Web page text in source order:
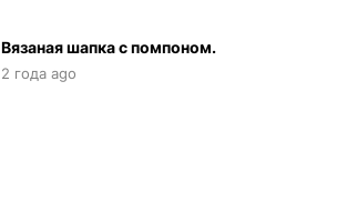
Вязаная шапка с помпоном.
2 года ago